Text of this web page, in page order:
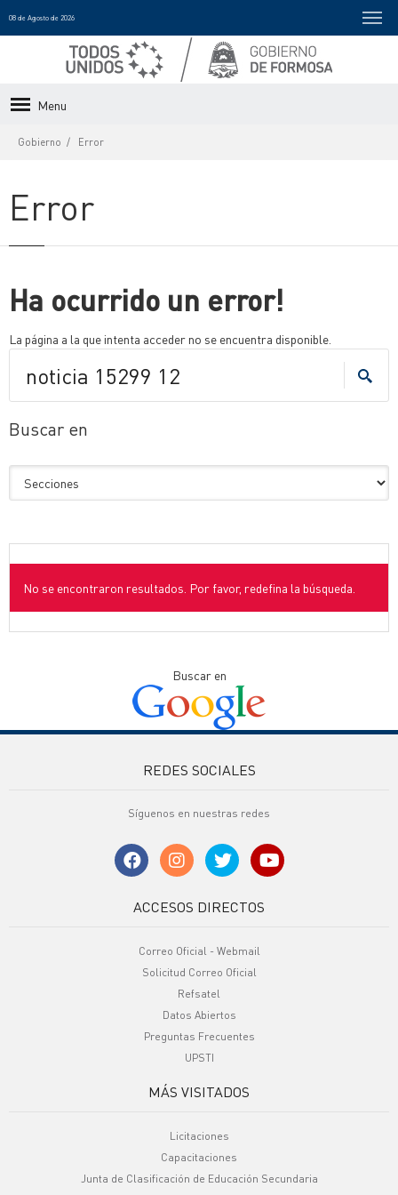
08 de Agosto de 2026
Menu
Gobierno Error
Error
Ha ocurrido un error!
La página a la que intenta acceder no se encuentra disponible.
Buscar en
No se encontraron resultados. Por favor, redefina la búsqueda.
Buscar en
REDES SOCIALES
Síguenos en nuestras redes
ACCESOS DIRECTOS
Correo Oficial - Webmail
Solicitud Correo Oficial
Refsatel
Datos Abiertos
Preguntas Frecuentes
UPSTI
MÁS VISITADOS
Licitaciones
Capacitaciones
Junta de Clasificación de Educación Secundaria